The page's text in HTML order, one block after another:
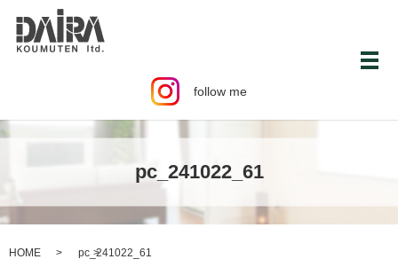
follow me
メ
pc_241022_61
HOME pc_241022_61